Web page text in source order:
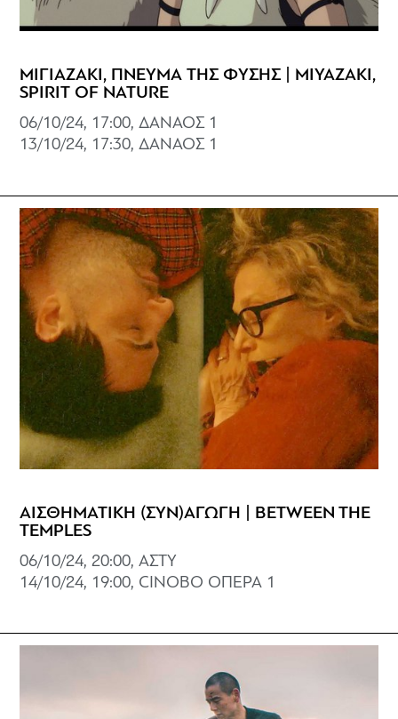
ΜΙΓΙΑΖΑΚΙ, ΠΝΕΥΜΑ ΤΗΣ ΦΥΣΗΣ | MIYAZAKI,
SPIRIT OF NATURE
06/10/24, 17:00, ΔΑΝΑΟΣ 1
13/10/24, 17:30, ΔΑΝΑΟΣ 1
ΑΙΣΘΗΜΑΤΙΚΗ (ΣΥΝ)ΑΓΩΓΗ | BETWEEN THE
TEMPLES
06/10/24, 20:00, ΑΣΤΥ
14/10/24, 19:00, CINOBO ΟΠΕΡΑ 1